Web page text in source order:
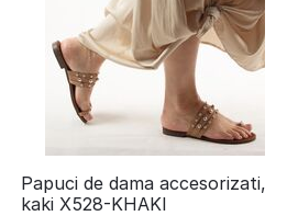
​Papuci de dama accesorizati,
kaki X528-KHAKI